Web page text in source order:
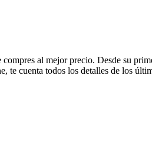
al mejor precio. Desde su
te cuenta todos los detalles de los